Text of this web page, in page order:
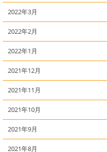
2022年3月
2022年2月
2022年1月
2021年12月
2021年11月
2021年10月
2021年9月
2021年8月